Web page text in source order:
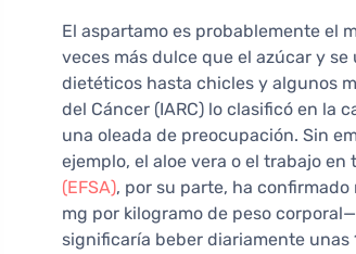
El aspartamo es probablemente el
veces más dulce que el azúcar y
dietéticos hasta chicles y algunos
del Cáncer (IARC) lo clasificó en la
una oleada de preocupación. Sin
ejemplo, el aloe vera o el trabajo
(EFSA), por su parte, ha
mg por kilogramo de peso
significaría beber diariamente